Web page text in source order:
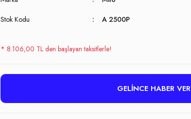
Stok Kodu A 2500P
* 8.106,00 TL den başlayan taksitlerle!
GELİNCE HABER VER